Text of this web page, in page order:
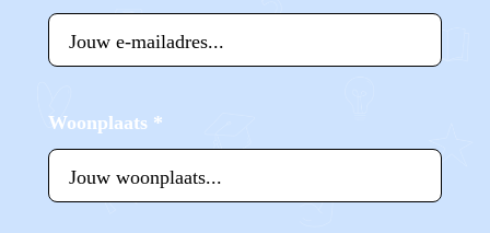
Woonplaats *